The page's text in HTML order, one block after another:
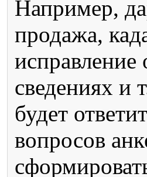
Например,
продажа,
сведениях и
будет
вопросов